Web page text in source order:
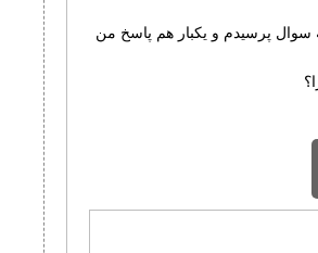
سوال پرسیدم و یکبار هم پاسخ من